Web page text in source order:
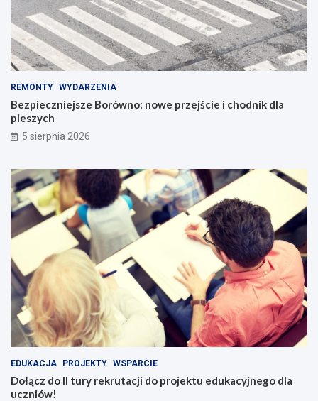
REMONTY WYDARZENIA
Bezpieczniejsze Borówno: nowe przejście i chodnik dla
pieszych
5 sierpnia 2026
EDUKACJA PROJEKTY WSPARCIE
Dołącz do II tury rekrutacji do projektu edukacyjnego dla
uczniów!